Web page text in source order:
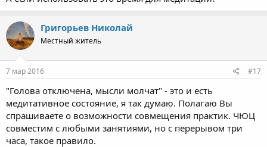
Григорьев Николай
Местный житель
7 мар 2016 #17
"Голова отключена, мысли молчат" - это и есть
медитативное состояние, я так думаю. Полагаю Вы
спрашиваете о возможности совмещения практик. ЧЮЦ
совместим с любыми занятиями, но с перерывом три
часа, такое правило.